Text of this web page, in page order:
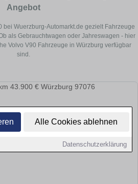
Alle Cookies ablehnen
Datenschutzerklärung
Angebot
bei Wuerzburg-Automarkt.de gezielt Fahrzeuge
als Gebrauchtwagen oder Jahreswagen - hier
Volvo V90 Fahrzeuge in Würzburg verfügbar
sind.